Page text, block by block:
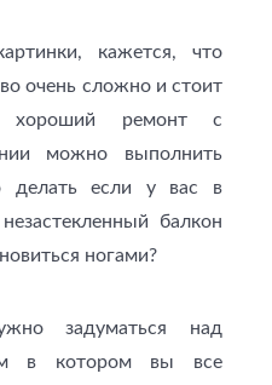
кажется, что
очень сложно и стоит
хороший ремонт с
можно выполнить
делать если у вас в
балкон
ногами?
задуматься над
в котором вы все